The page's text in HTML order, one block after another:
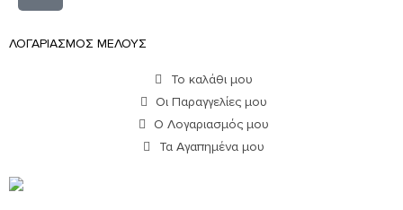
ΛΟΓΑΡΙΑΣΜΟΣ ΜΕΛΟΥΣ
Το καλάθι μου
Οι Παραγγελίες μου
Ο Λογαριασμός μου
Τα Αγαπημένα μου